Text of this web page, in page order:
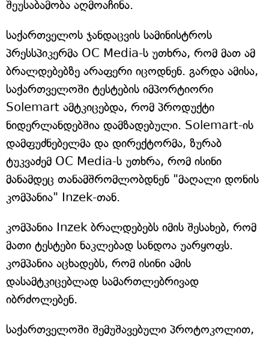
შეუსაბამობა აღმოაჩინა.
საქართველოს ჯანდაცვის სამინისტროს
პრესსპიკერმა OC Media-ს უთხრა, რომ მათ ამ
ბრალდებებზე არაფერი იცოდნენ. გარდა ამისა,
საქართველოში ტესტების იმპორტიორი
Solemart ამტკიცებდა, რომ პროდუქტი
ნიდერლანდებშია დამზადებული. Solemart-ის
დამფუძნებელმა და დირექტორმა, ზურაბ
ტუკვაძემ OC Media-ს უთხრა, რომ ისინი
მანამდეც თანამშრომლობდნენ "მაღალი დონის
კომპანია" Inzek-თან.
კომპანია Inzek ბრალდებებს იმის შესახებ, რომ
მათი ტესტები ნაკლებად სანდოა უარყოფს.
კომპანია აცხადებს, რომ ისინი ამის
დასამტკიცებლად სამართლებრივად
იბრძოლებენ.
საქართველოში შემუშავებული პროტოკოლით,